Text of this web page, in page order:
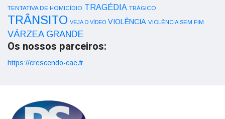
TENTATIVA DE HOMICÍDIO TRAGÉDIA TRÁGICO
TRÂNSITO VEJA O VÍDEO VIOLÊNCIA VIOLÊNCIA SEM FIM
VÁRZEA GRANDE
Os nossos parceiros:
https://crescendo-cae.fr